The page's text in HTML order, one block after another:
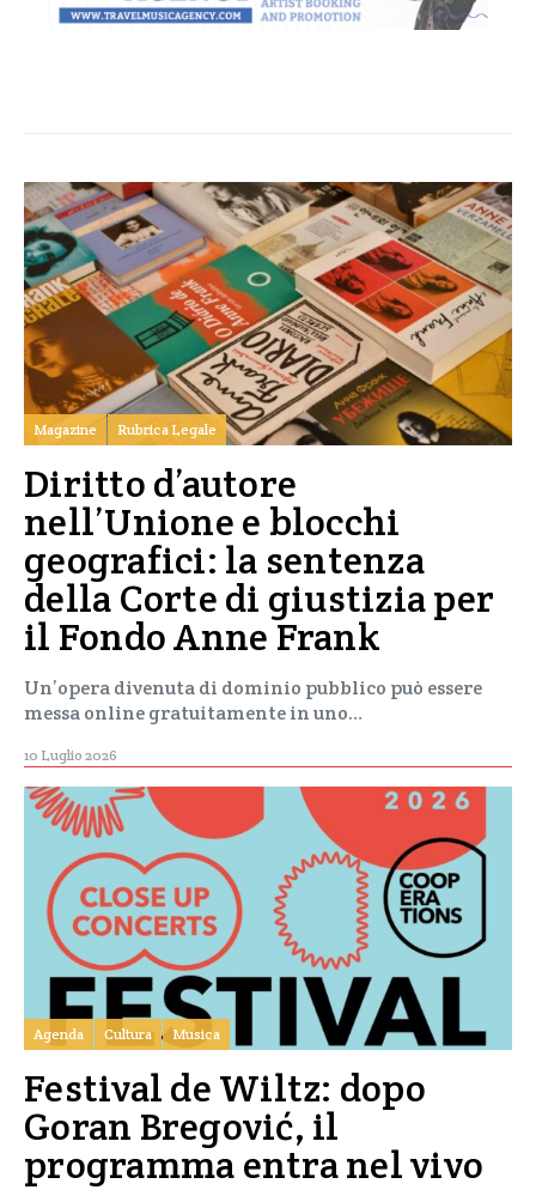
Magazine Rubrica Legale
Diritto d’autore
nell’Unione e blocchi
geografici: la sentenza
della Corte di giustizia per
il Fondo Anne Frank
Un’opera divenuta di dominio pubblico può essere
messa online gratuitamente in uno…
10 Luglio 2026
Agenda Cultura Musica
Festival de Wiltz: dopo
Goran Bregović, il
programma entra nel vivo